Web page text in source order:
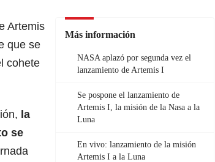
Más información
NASA aplazó por segunda vez el
lanzamiento de Artemis I
Se pospone el lanzamiento de
Artemis I, la misión de la Nasa a la
Luna
En vivo: lanzamiento de la misión
Artemis I a la Luna
Artemis
que se
cohete
la
se